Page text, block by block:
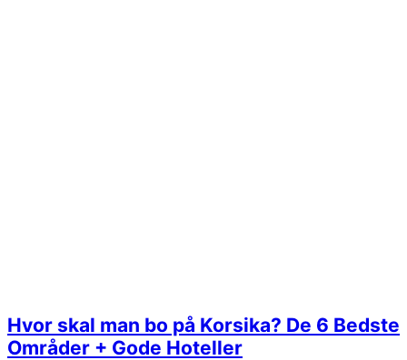
Hvor skal man bo på Korsika? De 6 Bedste
Områder + Gode Hoteller